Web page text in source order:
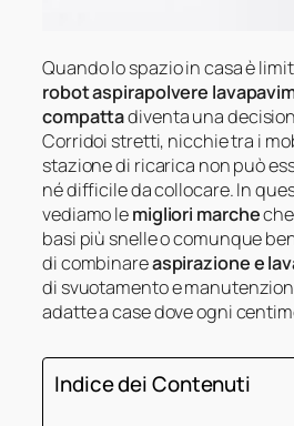
Quando lo spazio in casa è
robot aspirapolvere
compattadiventa una
Corridoi stretti, nicchie tra i
stazione di ricarica non può
né difficile da collocare. In
vediamo lemigliori marche
basi più snelle o comunque
di combinareaspirazione e
di svuotamento e
adatte a case dove ogni
Indice dei Contenuti